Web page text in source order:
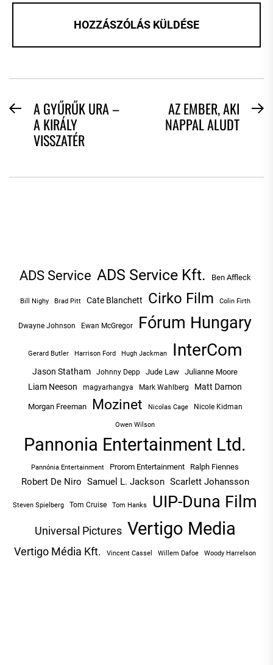
BEJEGYZÉS
NAVIGÁCIÓ
PreviousA GYŰRŰK URA –
A KIRÁLY
VISSZATÉR
AZ EMBER, AKI
NAPPAL ALUDT
ADS Service ADS Service Kft. Ben Affleck
Bill Nighy Brad Pitt Cate Blanchett Cirko Film Colin Firth
Dwayne Johnson Ewan McGregor Fórum Hungary
Gerard Butler Harrison Ford Hugh Jackman InterCom
Jason Statham Johnny Depp Jude Law Julianne Moore
Liam Neeson magyarhangya Mark Wahlberg Matt Damon
Morgan Freeman Mozinet Nicolas Cage Nicole Kidman
Owen Wilson
Pannonia Entertainment Ltd.
Pannónia Entertainment Prorom Entertainment Ralph Fiennes
Robert De Niro Samuel L. Jackson Scarlett Johansson
Steven Spielberg Tom Cruise Tom Hanks UIP-Duna Film
Universal Pictures Vertigo Media
Vertigo Média Kft. Vincent Cassel Willem Dafoe Woody Harrelson